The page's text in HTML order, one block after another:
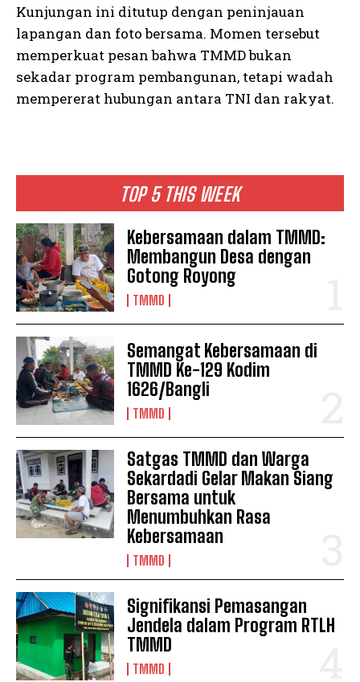
TOP 5 THIS WEEK
Kebersamaan dalam TMMD:
Membangun Desa dengan
Gotong Royong
TMMD
Semangat Kebersamaan di
TMMD Ke-129 Kodim
1626/Bangli
TMMD
Satgas TMMD dan Warga
Sekardadi Gelar Makan Siang
Bersama untuk
Menumbuhkan Rasa
Kebersamaan
TMMD
Signifikansi Pemasangan
Jendela dalam Program RTLH
TMMD
TMMD
Kunjungan ini ditutup dengan peninjauan
lapangan dan foto bersama. Momen tersebut
memperkuat pesan bahwa TMMD bukan
sekadar program pembangunan, tetapi wadah
mempererat hubungan antara TNI dan rakyat.